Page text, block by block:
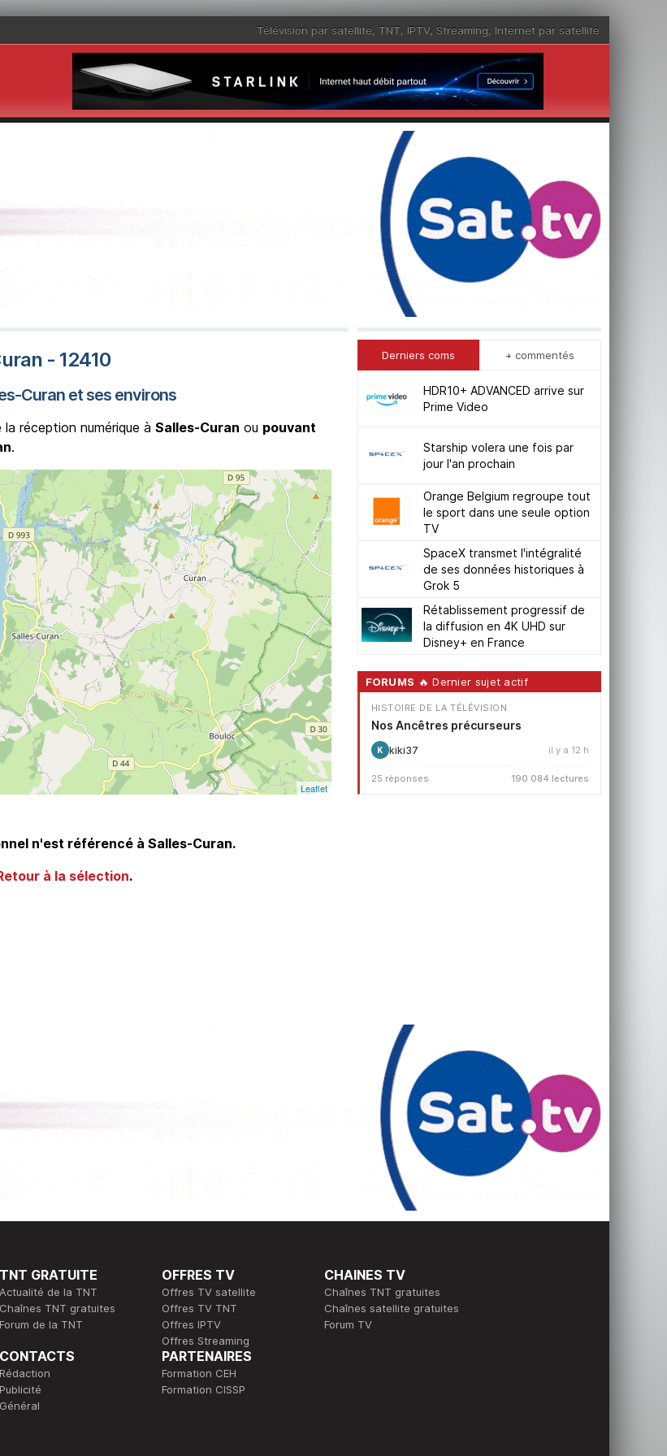
Télévision par satellite, TNT, IPTV, Streaming, Internet par satellite
- 12410
Curan et ses environs
réception numérique à Salles-Curan ou pouvant
.
Leaflet
n'est référencé à Salles-Curan.
à la sélection.
Derniers coms + commentés
HDR10+ ADVANCED arrive sur
Prime Video
Starship volera une fois par
jour l'an prochain
Orange Belgium regroupe tout
le sport dans une seule option
TV
SpaceX transmet l'intégralité
de ses données historiques à
Grok 5
Rétablissement progressif de
la diffusion en 4K UHD sur
Disney+ en France
FORUMS 🔥 Dernier sujet actif
HISTOIRE DE LA TÉLÉVISION
Nos Ancêtres précurseurs
K kiki37 il y a 12 h
25 réponses 190 084 lectures
TNT GRATUITE
Actualité de la TNT
Chaînes TNT gratuites
Forum de la TNT
OFFRES TV
Offres TV satellite
Offres TV TNT
Offres IPTV
Offres Streaming
CHAINES TV
Chaînes TNT gratuites
Chaînes satellite gratuites
Forum TV
CONTACTS
Rédaction
Publicité
Général
PARTENAIRES
Formation CEH
Formation CISSP